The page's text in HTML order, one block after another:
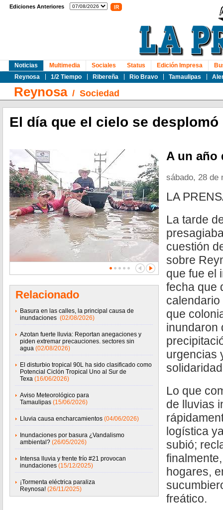
Ediciones Anteriores
Noticias
Reynosa
1/2 Tiempo Ribereña Rio Bravo Tamaulipas
Multimedia Sociales Status Edición Impresa
Reynosa/ Sociedad
El día que el cielo se desplomó
Relacionado
Basura en las calles, la principal causa de
inundaciones (02/08/2026)
Azotan fuerte lluvia: Reportan anegaciones y
piden extremar precauciones. sectores sin
agua (02/08/2026)
El disturbio tropical 90L ha sido clasificado como
Potencial Ciclón Tropical Uno al Sur de
Texa (16/06/2026)
Aviso Meteorológico para
Tamaulipas (15/06/2026)
Lluvia causa encharcamientos (04/06/2026)
Inundaciones por basura ¿Vandalismo
ambiental? (26/05/2026)
Intensa lluvia y frente frío #21 provocan
inundaciones (15/12/2025)
¡Tormenta eléctrica paraliza
Reynosa! (26/11/2025)
A un año
sábado, 28 de
LA
La tarde
cuestión
sobre
que fue el
fecha que
que
inundaron
urgencias
Lo que
de lluvias
logística
subió;
hogares,
freático.